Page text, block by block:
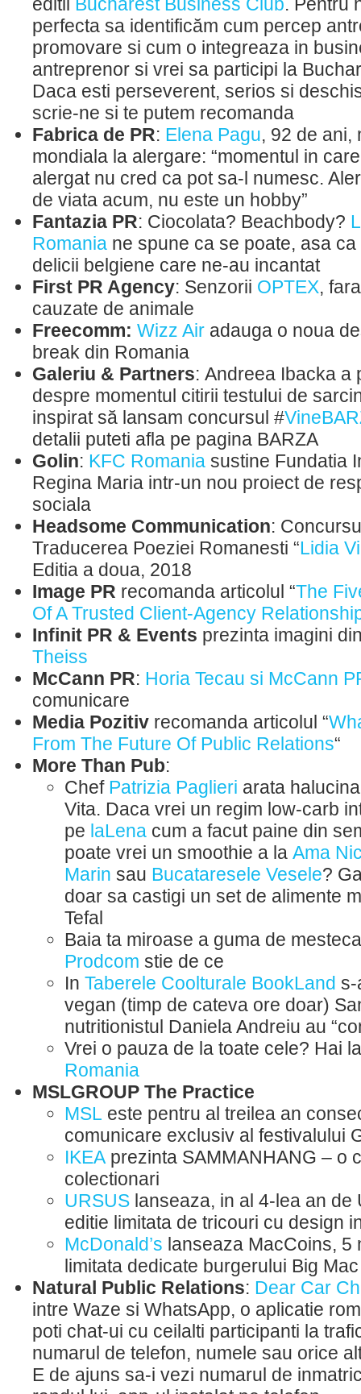
perfecta sa identificăm cum percep
promovare si cum o integreaza in
antreprenor si vrei sa participi la
Daca esti perseverent, serios si
scrie-ne si te putem recomanda
Fabrica de PR: Elena Pagu, 92 de ani,
mondiala la alergare: “momentul in
alergat nu cred ca pot sa-l numesc.
de viata acum, nu este un hobby”
Fantazia PR: Ciocolata? Beachbody?
Romania ne spune ca se poate, asa
delicii belgiene care ne-au incantat
First PR Agency: Senzorii OPTEX,
cauzate de animale
Freecomm: Wizz Air adauga o noua
break din Romania
Galeriu & Partners: Andreea Ibacka a
despre momentul citirii testului de
inspirat să lansam concursul #
detalii puteti afla pe pagina BARZA
Golin: KFC Romania sustine Fundatia
Regina Maria intr-un nou proiect de
sociala
Headsome Communication:
Traducerea Poeziei Romanesti “Lidia
Editia a doua, 2018
Image PR recomanda articolul “The
Of A Trusted Client-Agency
Infinit PR & Events prezinta imagini
Theiss
McCann PR: Horia Tecau si McCann
comunicare
Media Pozitiv recomanda articolul “
From The Future Of Public Relations“
More Than Pub:
Chef Patrizia Paglieri arata
Vita. Daca vrei un regim low-carb
pe laLena cum a facut paine din
poate vrei un smoothie a la Ama
Marin sau Bucataresele Vesele?
doar sa castigi un set de alimente
Tefal
Baia ta miroase a guma de
Prodcom stie de ce
In Taberele Coolturale BookLand s-
vegan (timp de cateva ore doar)
nutritionistul Daniela Andreiu au
Vrei o pauza de la toate cele? Hai
Romania
MSLGROUP The Practice
MSL este pentru al treilea an
comunicare exclusiv al festivalului
IKEA prezinta SAMMANHANG – o
colectionari
URSUS lanseaza, in al 4-lea an de
editie limitata de tricouri cu design
McDonald’s lanseaza MacCoins, 5
limitata dedicate burgerului Big Mac
Natural Public Relations: Dear Car
intre Waze si WhatsApp, o aplicatie
poti chat-ui cu ceilalti participanti la
numarul de telefon, numele sau orice
E de ajuns sa-i vezi numarul de